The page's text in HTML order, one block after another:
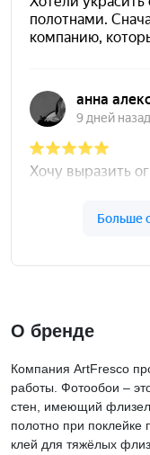
О бренде
Компания ArtFresco
работы. Фотообои –
стен, имеющий
полотно при поклейке
клей для тяжёлых